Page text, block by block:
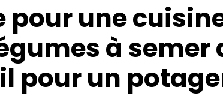
pour une
à
pour un